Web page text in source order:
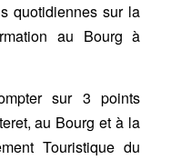
quotidiennes sur la
au Bourg à
sur 3 points
au Bourg et à la
Touristique du